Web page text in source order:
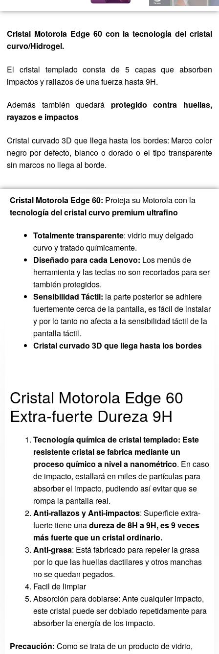
Cristal Motorola Edge 60con la tecnología del cristal
curvo/Hidrogel.
El cristal templado consta de 5 capas que absorben
impactos y rallazos de una fuerza hasta 9H.
Además también quedará protegido contra huellas,
rayazos e impactos
Cristal curvado 3D que llega hasta los bordes: Marco color
negro por defecto, blanco o dorado o el tipo transparente
sin marcos no llega al borde.
Cristal Motorola Edge 60: Proteja su Motorola con la
tecnología del cristal curvo premium ultrafino
Totalmente transparente: vidrio muy delgado
curvo y tratado químicamente.
Diseñado para cada Lenovo: Los menús de
herramienta y las teclas no son recortados para ser
también protegidos.
Sensibilidad Táctil: la parte posterior se adhiere
fuertemente cerca de la pantalla, es fácil de instalar
y por lo tanto no afecta a la sensibilidad táctil de la
pantalla táctil.
Cristal curvado 3D que llega hasta los bordes
Cristal Motorola Edge 60
Extra-fuerte Dureza 9H
Tecnología química de cristal templado: Este
resistente cristal se fabrica mediante un
proceso químico a nivel a nanométrico. En caso
de impacto, estallará en miles de partículas para
absorber el impacto, pudiendo así evitar que se
rompa la pantalla real.
Anti-rallazos y Anti-impactos: Superficie extra-
fuerte tiene unadurezade 8H a 9H, es 9 veces
más fuerte que un cristal ordinario.
Anti-grasa: Está fabricado para repeler la grasa
por lo que las huellas dactilares y otros manchas
no se quedan pegados.
Facil de limpiar
Absorción para doblarse: Ante cualquier impacto,
este cristal puede ser doblado repetidamente para
absorber la energía de los impacto.
Precaución: Como se trata de un producto de vidrio,